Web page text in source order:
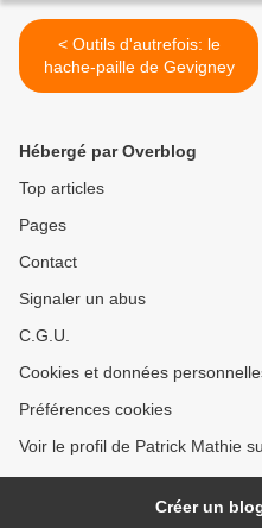
< Outils d'autrefois: le
hache-paille de Gevigney
Hébergé par Overblog
Top articles
Pages
Contact
Signaler un abus
C.G.U.
Cookies et données
Préférences cookies
Voir le profil de Patrick Mathie
Créer un